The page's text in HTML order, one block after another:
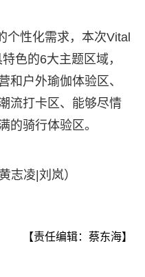
个性化需求，本次Vital
色的6大主题区域，
和户外瑜伽体验区、
流打卡区、能够尽情
的骑行体验区。
志凌|刘岚）
【责任编辑：蔡东海】